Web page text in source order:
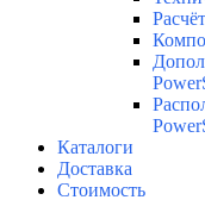
Каталоги
Доставка
Стоимость